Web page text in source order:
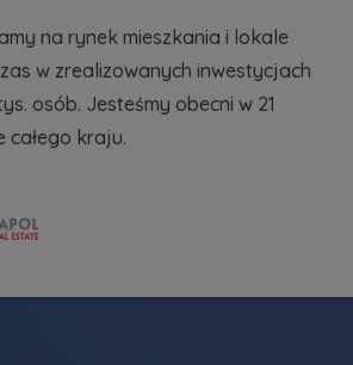
na rynek mieszkania i lokale
w zrealizowanych inwestycjach
osób. Jesteśmy obecni w 21
całego kraju.
Murapol Real Estate S.A.